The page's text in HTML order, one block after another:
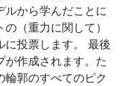
ルから学んだことに
（重力に関して）
に投票します。 最後
が作成されます。た
輪郭のすべてのピク